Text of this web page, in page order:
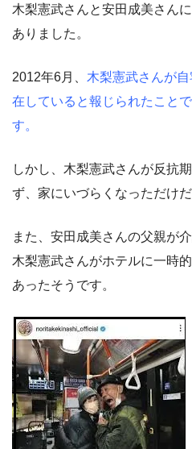
木梨憲武さんと安田成美さん
ありました。
2012年6月、 木梨憲武さんが
在していると報じられたこと
す。
しかし、木梨憲武さんが反抗
ず、家にいづらくなっただけ
また、安田成美さんの父親が
木梨憲武さんがホテルに一時
あったそうです。